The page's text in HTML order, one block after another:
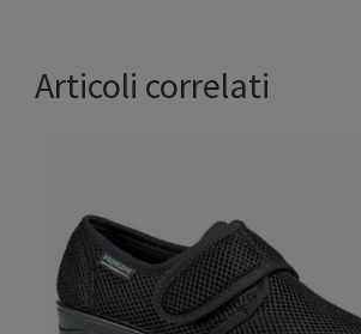
Articoli correlati